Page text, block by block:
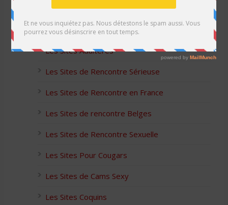
Les Sites Libertins
Les Apps pour les Couples Échangistes
Les Sites Adultères
Les Sites de Rencontre Sérieuse
Les Sites de Rencontre en France
Les Sites de rencontre Belges
Les Sites de Rencontre Sexuelle
Les Sites Pour Cougars
Les Sites de Cams Sexy
Les Sites Coquins